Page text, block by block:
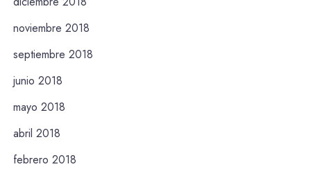
noviembre 2018
septiembre 2018
junio 2018
mayo 2018
abril 2018
febrero 2018